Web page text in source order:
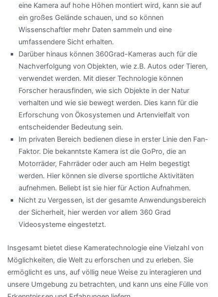
eine Kamera auf hohe Höhen montiert wird, kann sie auf
ein großes Gelände schauen, und so können
Wissenschaftler mehr Daten sammeln und eine
umfassendere Sicht erhalten.
Darüber hinaus können 360Grad-Kameras auch für die
Nachverfolgung von Objekten, wie z.B. Autos oder Tieren,
verwendet werden. Mit dieser Technologie können
Forscher herausfinden, wie sich Objekte in der Natur
verhalten und wie sie bewegt werden. Dies kann für die
Erforschung von Ökosystemen und Artenvielfalt von
entscheidender Bedeutung sein.
Im privaten Bereich bedienen diese in erster Linie den Fan-
Faktor. Die bekanntste Kamera ist die GoPro, die an
Motorräder, Fahrräder oder auch am Helm begestigt
werden. Hier können sie diverse sportliche Aktivitäten
aufnehmen. Beliebt ist sie hier für Action Aufnahmen.
Nicht zu Vergessen, ist der gesamte Anwendungsbereich
der Sicherheit, hier werden vor allem 360 Grad
Videosysteme eingestetzt.
Insgesamt bietet diese Kameratechnologie eine Vielzahl von
Möglichkeiten, die Welt zu erforschen und zu erleben. Sie
ermöglicht es uns, auf völlig neue Weise zu interagieren und
unsere Umgebung zu betrachten, und kann uns eine Fülle von